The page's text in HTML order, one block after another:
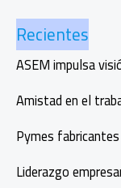
pymes
con
inteligencia
artificial
Recientes
ASEM impulsa
Amistad en el
Pymes
Liderazgo